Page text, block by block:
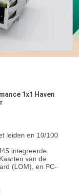
1x1 Haven
leiden en 10/100
integreerde
van de
(LOM), en PC-